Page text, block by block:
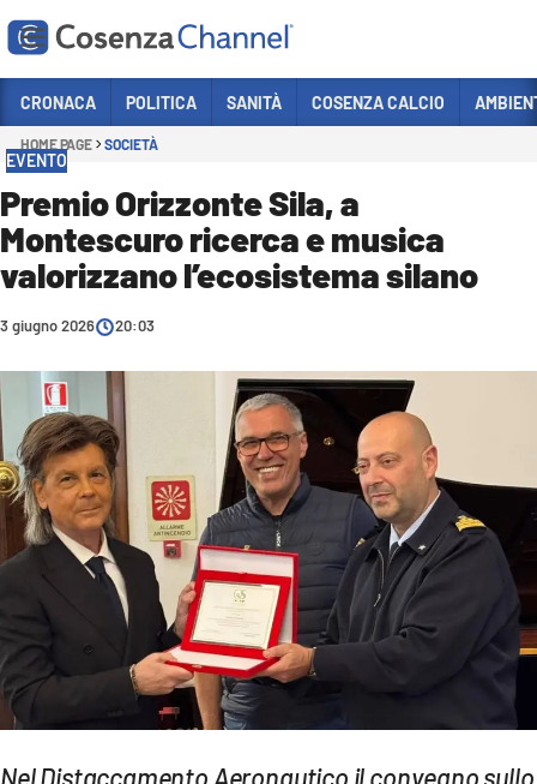
Sezioni
CRONACA
POLITICA
COSENZA CALCIO
ECONOMIA E LAVORO
SANITÀ
SPORT
CULTURA
AMBIENTE
Streaming
LAC TV
LAC NETWORK
LAC ONAIR
CRONACA POLITICA SANITÀ COSENZA CALCIO
HOME PAGE SOCIETÀ
EVENTO
Premio Orizzonte Sila, a
Montescuro ricerca e musica
valorizzano l’ecosistema silano
3 giugno 2026 20:03
Nel Distaccamento Aeronautico il convegno sullo